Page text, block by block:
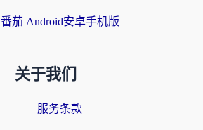
番茄 Android安卓手机版
关于我们
服务条款